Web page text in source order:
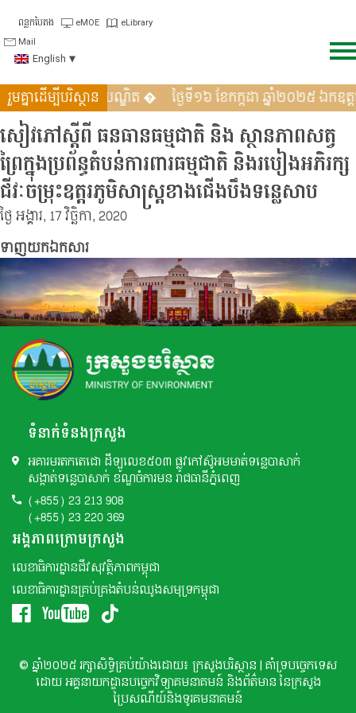
content
ពន្លកបៃតង eMOE
eLibrary
Mail
English
រួមគ្នាដើម្បីបរិស្ថាន
ា ឆ្នាំ២០២៥ ឯកឧត្តមបណ្ឌិត � ថ្ងៃទី១៦ ខែកក្កដា ឆ្នាំ២០២៥ ឯក
សៀវភៅស្តីពី ធនធានធម្មជាតិ និង ស្ថានភាពសត្វ
ព្រៃក្នុងប្រព័ន្ធតំបន់ការពារធម្មជាតិ និងរបៀងអភិរក្ស
ជីវៈចម្រុះឧត្តរភូមិសាស្រ្តខាងជើងបឹងទន្លេសាប
ថ្ងៃ អង្គារ, 17 វិច្ឆិកា, 2020
ទាញយកឯកសារ
ទំនាក់ទំនងក្រសួង
អគារមរតកតេជោ ដីឡូលេខ៥០៣ ផ្លូវកៅស៊ូអមមាត់ទន្លេបាសាក់
សង្កាត់ទន្លេបាសាក់ ខណ្ឌចំការមន រាជធានីភ្នំពេញ
(+855) 23 213 908
(+855) 23 220 369
អង្គភាពក្រោមក្រសួង
លេខាធិការដ្ឋានជីវសុវត្ថិភាពកម្ពុជា
លេខាធិការដ្ឋានគ្រប់គ្រងតំបន់ឈូងសមុទ្រកម្ពុជា
© ឆ្នាំ២០២៥ រក្សាសិទ្ធិគ្រប់យ៉ាងដោយ៖ ក្រសួងបរិស្ថាន | គាំទ្របច្ចេកទេស
ដោយ អគ្គនាយកដ្ឌានបច្ចេកវិទ្យាគមនាគមន៍ និងព័ត៌មាន នៃក្រសួង
ប្រៃសណីយ៍និងទូរគមនាគមន៍